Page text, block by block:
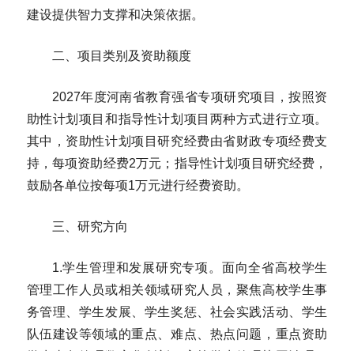
建设提供智力支撑和决策依据。
二、项目类别及资助额度
2027年度河南省教育强省专项研究项目，按照资
助性计划项目和指导性计划项目两种方式进行立项。
其中，资助性计划项目研究经费由省财政专项经费支
持，每项资助经费2万元；指导性计划项目研究经费，
鼓励各单位按每项1万元进行经费资助。
三、研究方向
1.学生管理和发展研究专项。面向全省高校学生
管理工作人员或相关领域研究人员，聚焦高校学生事
务管理、学生发展、学生奖惩、社会实践活动、学生
队伍建设等领域的重点、难点、热点问题，重点资助